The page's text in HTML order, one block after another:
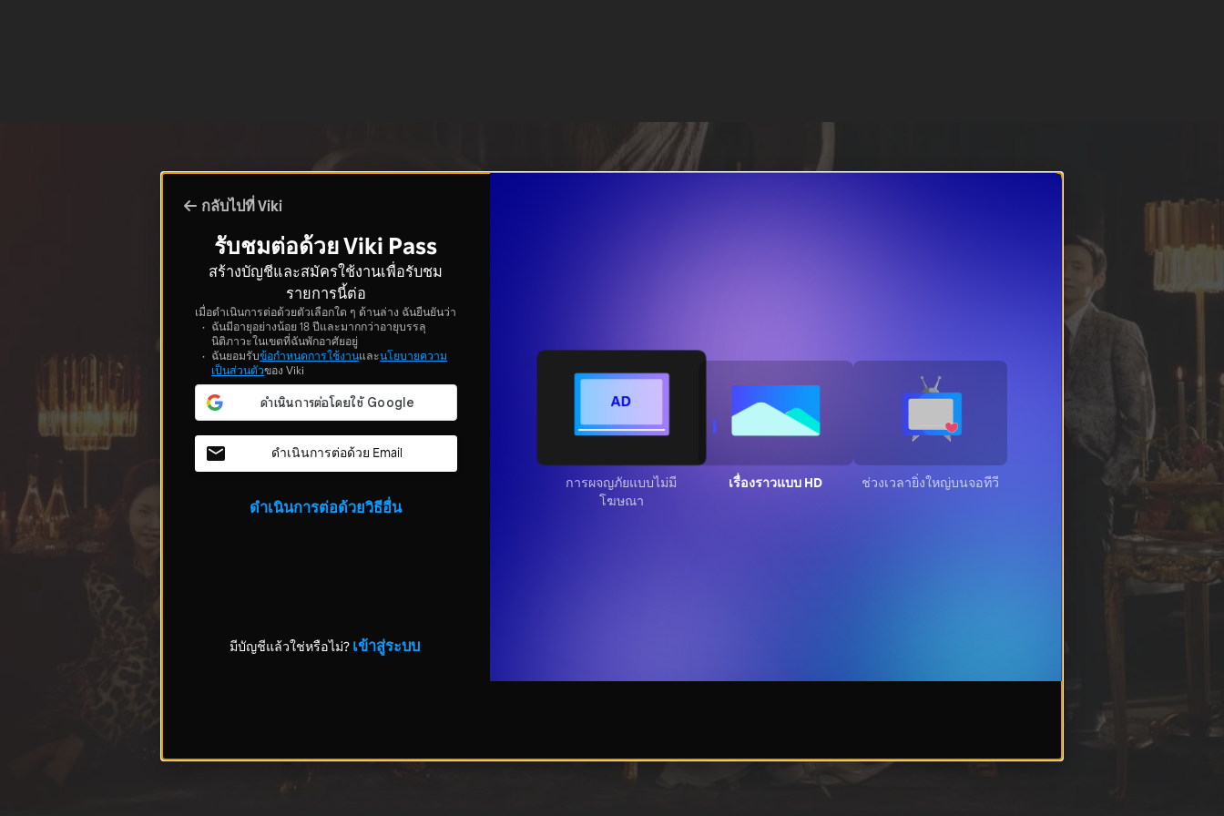
กลับไปที่ Viki
รับชมต่อด้วย Viki Pass
สร้างบัญชีและสมัครใช้งานเพื่อรับชม
รายการนี้ต่อ
เมื่อดำเนินการต่อด้วยตัวเลือกใด ๆ ด้านล่าง ฉันยืนยันว่า
ฉันมีอายุอย่างน้อย 18 ปีและมากกว่าอายุบรรลุ
นิติภาวะในเขตที่ฉันพักอาศัยอยู่
ฉันยอมรับข้อกำหนดการใช้งานและนโยบายความ
เป็นส่วนตัวของ Viki
ดำเนินการต่อด้วย Email
ดำเนินการต่อด้วยวิธีอื่น
มีบัญชีแล้วใช่หรือไม่? เข้าสู่ระบบ
การผจญภัยแบบไม่มี
โฆษณา
เรื่องราวแบบ HD ช่วงเวลายิ่งใหญ่บนจอทีวี